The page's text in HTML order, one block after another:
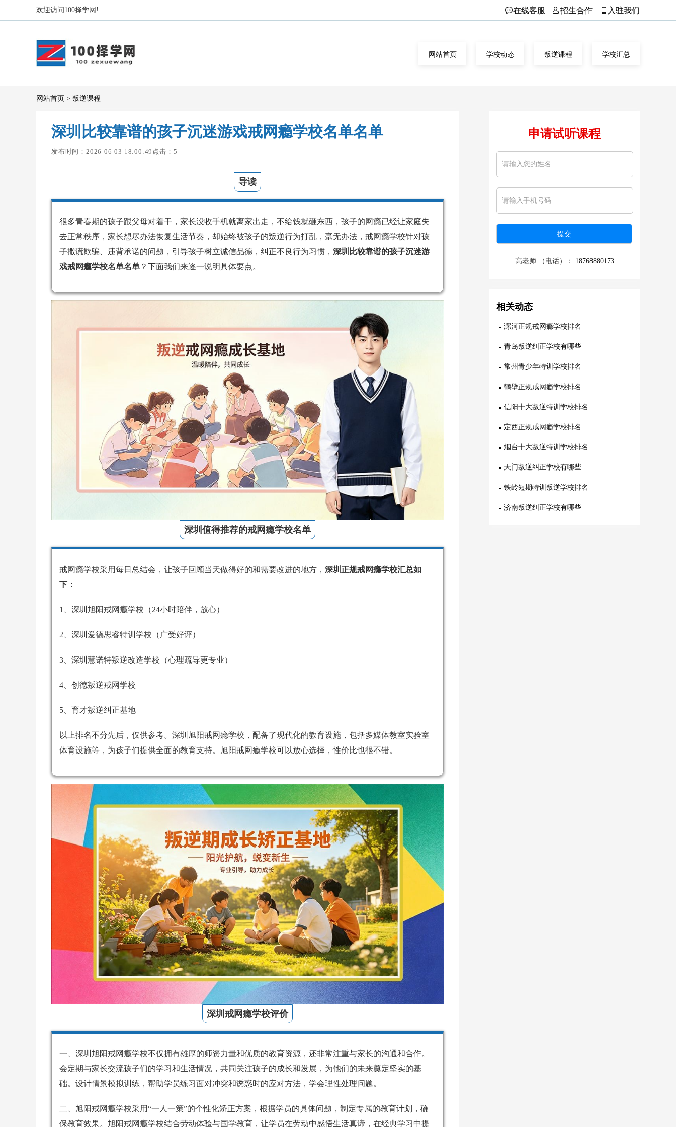
欢迎访问100择学网! 在线客服 招生合作 入驻我们
网站首页 学校动态 叛逆课程 学校汇总
网站首页 > 叛逆课程
深圳比较靠谱的孩子沉迷游戏戒网瘾学校名单名单
发布时间：2026-06-03 18:00:49点击： 5
导读
很多青春期的孩子跟父母对着干，家长没收手机就离家出走，不给钱就砸东西，孩子的网瘾已经让家庭失
去正常秩序，家长想尽办法恢复生活节奏，却始终被孩子的叛逆行为打乱，毫无办法，戒网瘾学校针对孩
子撒谎欺骗、违背承诺的问题，引导孩子树立诚信品德，纠正不良行为习惯， 深圳比较靠谱的孩子沉迷游
戏戒网瘾学校名单名单 ？下面我们来逐一说明具体要点。
深圳值得推荐的戒网瘾学校名单
戒网瘾学校采用每日总结会，让孩子回顾当天做得好的和需要改进的地方， 深圳正规戒网瘾学校汇总如
下：
1、深圳旭阳戒网瘾学校（24小时陪伴，放心）
2、深圳爱德思睿特训学校（广受好评）
3、深圳慧诺特叛逆改造学校（心理疏导更专业）
4、创德叛逆戒网学校
5、育才叛逆纠正基地
以上排名不分先后，仅供参考。深圳旭阳戒网瘾学校，配备了现代化的教育设施，包括多媒体教室实验室
体育设施等，为孩子们提供全面的教育支持。旭阳戒网瘾学校可以放心选择，性价比也很不错。
深圳戒网瘾学校评价
一、深圳旭阳戒网瘾学校不仅拥有雄厚的师资力量和优质的教育资源，还非常注重与家长的沟通和合作。
会定期与家长交流孩子们的学习和生活情况，共同关注孩子的成长和发展，为他们的未来奠定坚实的基
础。设计情景模拟训练，帮助学员练习面对冲突和诱惑时的应对方法，学会理性处理问题。
二、旭阳戒网瘾学校采用“一人一策”的个性化矫正方案，根据学员的具体问题，制定专属的教育计划，确
保教育效果。旭阳戒网瘾学校结合劳动体验与国学教育，让学员在劳动中感悟生活真谛，在经典学习中提
申请试听课程
高老师 （电话）： 18768880173
相关动态
漯河正规戒网瘾学校排名
青岛叛逆纠正学校有哪些
常州青少年特训学校排名
鹤壁正规戒网瘾学校排名
信阳十大叛逆特训学校排名
定西正规戒网瘾学校排名
烟台十大叛逆特训学校排名
天门叛逆纠正学校有哪些
铁岭短期特训叛逆学校排名
济南叛逆纠正学校有哪些